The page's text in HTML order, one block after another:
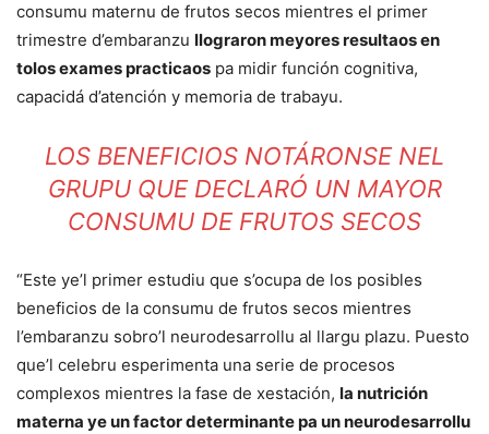
consumu maternu de frutos secos mientres el primer
trimestre d’embaranzu llograron meyores resultaos en
tolos exames practicaos pa midir función cognitiva,
capacidá d’atención y memoria de trabayu.
LOS BENEFICIOS NOTÁRONSE NEL
GRUPU QUE DECLARÓ UN MAYOR
CONSUMU DE FRUTOS SECOS
“Este ye’l primer estudiu que s’ocupa de los posibles
beneficios de la consumu de frutos secos mientres
l’embaranzu sobro’l neurodesarrollu al llargu plazu. Puesto
que’l celebru esperimenta una serie de procesos
complexos mientres la fase de xestación, la nutrición
materna ye un factor determinante pa un neurodesarrollu